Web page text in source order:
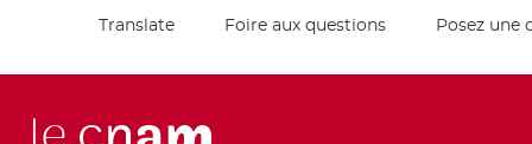
Translate Foire aux questions Posez une